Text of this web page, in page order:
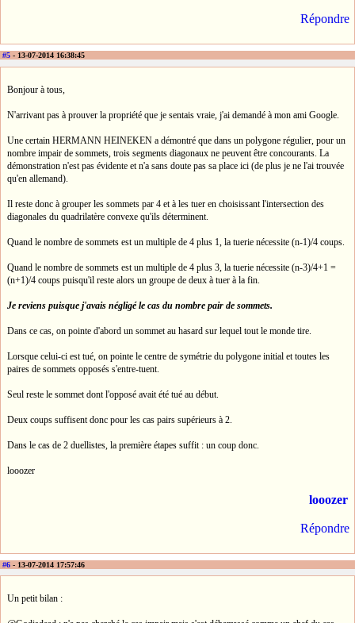
Répondre
#5 - 13-07-2014 16:38:45
Bonjour à tous,
N'arrivant pas à prouver la propriété que je sentais vraie, j'ai demandé à mon ami Google.
Une certain HERMANN HEINEKEN a démontré que dans un polygone régulier, pour un
nombre impair de sommets, trois segments diagonaux ne peuvent être concourants. La
démonstration n'est pas évidente et n'a sans doute pas sa place ici (de plus je ne l'ai trouvée
qu'en allemand).
Il reste donc à grouper les sommets par 4 et à les tuer en choisissant l'intersection des
diagonales du quadrilatère convexe qu'ils déterminent.
Quand le nombre de sommets est un multiple de 4 plus 1, la tuerie nécessite (n-1)/4 coups.
Quand le nombre de sommets est un multiple de 4 plus 3, la tuerie nécessite (n-3)/4+1 =
(n+1)/4 coups puisqu'il reste alors un groupe de deux à tuer à la fin.
Je reviens puisque j'avais négligé le cas du nombre pair de sommets.
Dans ce cas, on pointe d'abord un sommet au hasard sur lequel tout le monde tire.
Lorsque celui-ci est tué, on pointe le centre de symétrie du polygone initial et toutes les
paires de sommets opposés s'entre-tuent.
Seul reste le sommet dont l'opposé avait été tué au début.
Deux coups suffisent donc pour les cas pairs supérieurs à 2.
Dans le cas de 2 duellistes, la première étapes suffit : un coup donc.
looozer
looozer
Répondre
#6 - 13-07-2014 17:57:46
Un petit bilan :